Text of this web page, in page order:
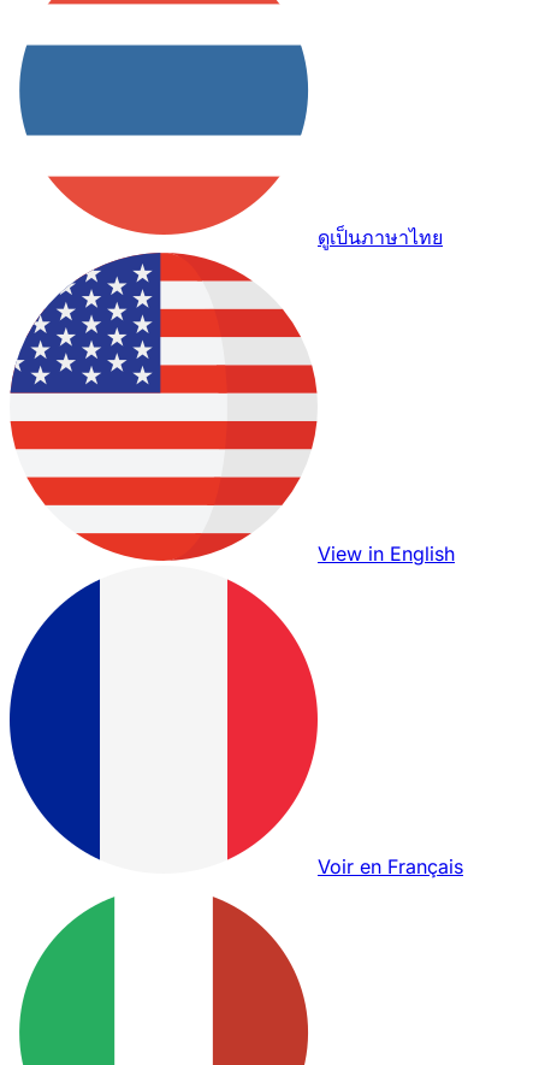
ดูเป็นภาษาไทย
View in English
Voir en Français